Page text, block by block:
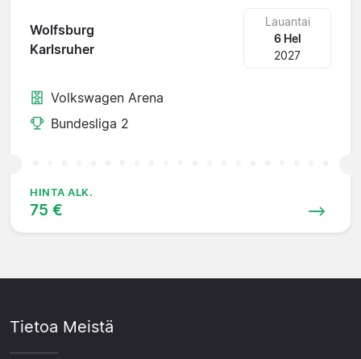
Wolfsburg
Karlsruher
Lauantai
6 Hel
2027
Volkswagen Arena
Bundesliga 2
HINTA ALK.
75 €
Tietoa Meistä